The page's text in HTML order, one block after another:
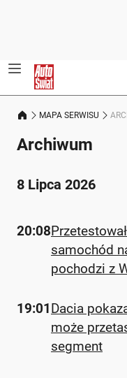
MAPA SERWISU
Archiwum
8 Lipca 2026
20:08
samochód
pochodzi z
19:01Dacia
może
segment